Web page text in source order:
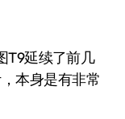
T9延续了前几
本身是有非常